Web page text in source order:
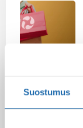
Suostumus